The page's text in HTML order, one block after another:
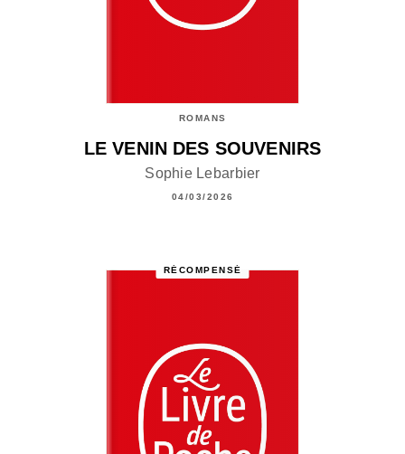
ROMANS
LE VENIN DES SOUVENIRS
Sophie Lebarbier
04/03/2026
RÉCOMPENSÉ